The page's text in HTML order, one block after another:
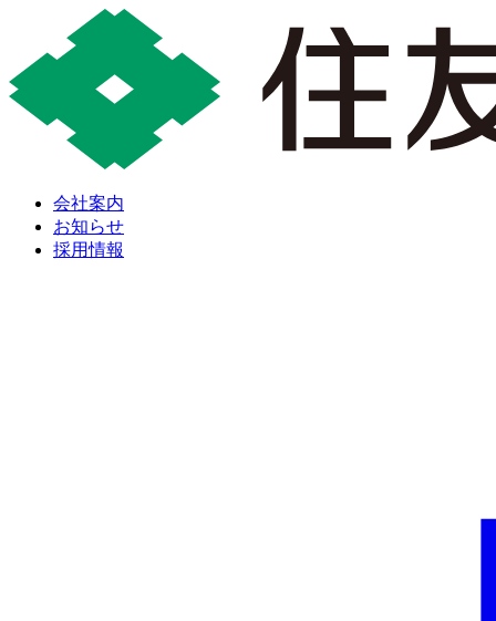
会社案内
お知らせ
採用情報